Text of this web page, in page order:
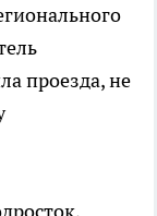
проезда, не